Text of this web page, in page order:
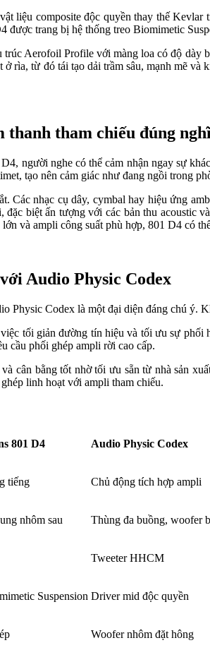
liệu composite độc quyền thay thế
được trang bị hệ thống treo Biomimetic
Aerofoil Profile với màng loa có độ dày
rìa, từ đó tái tạo dải trầm sâu, mạnh mẽ
tham chiếu đúng
người nghe có thể cảm nhận ngay sự
tạo nên cảm giác như đang ngồi trong
Các nhạc cụ dây, cymbal hay hiệu ứng
đặc biệt ấn tượng với các bản thu acoustic
và ampli công suất phù hợp, 801 D4 có
Audio Physic Codex
Physic Codex là một đại diện đáng chú
tối giản đường tín hiệu và tối ưu sự
cầu phối ghép ampli rời cao cấp.
cân bằng tốt nhờ tối ưu sẵn từ nhà sản
linh hoạt với ampli tham chiếu.
801 D4 Audio Physic Codex
tiếng Chủ động tích hợp ampli
nhôm sau Thùng đa buồng, woofer
Tweeter HHCM
Suspension Driver mid độc quyền
Woofer nhôm đặt hông